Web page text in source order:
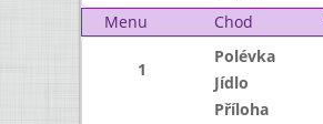
Menu
Chod
1
Polévka
Jídlo
Příloha